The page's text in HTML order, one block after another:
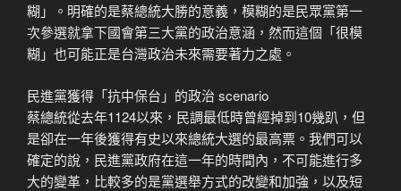
糊」。明確的是蔡總統大勝的意義，模糊的是民眾黨第一
次參選就拿下國會第三大黨的政治意涵，然而這個「很模
糊」也可能正是台灣政治未來需要著力之處。
民進黨獲得「抗中保台」的政治 scenario
蔡總統從去年1124以來，民調最低時曾經掉到10幾趴，但
是卻在一年後獲得有史以來總統大選的最高票。我們可以
確定的說，民進黨政府在這一年的時間內，不可能進行多
大的變革，比較多的是黨選舉方式的改變和加強，以及短